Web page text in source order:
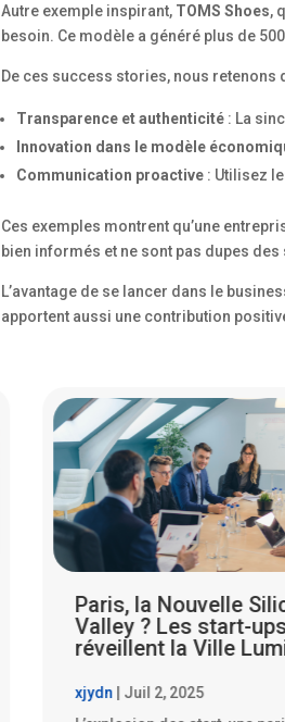
Autre exemple inspirant, TOMS Shoes,
besoin. Ce modèle a généré plus de
De ces success stories, nous retenons
Transparence et authenticité : La
Innovation dans le modèle
Communication proactive : Utilisez
Ces exemples montrent qu’une
bien informés et ne sont pas dupes
L’avantage de se lancer dans le
apportent aussi une contribution
Les Start-ups
Qui Font Trembler la
Valley
xjydn
Juil 14, 2025